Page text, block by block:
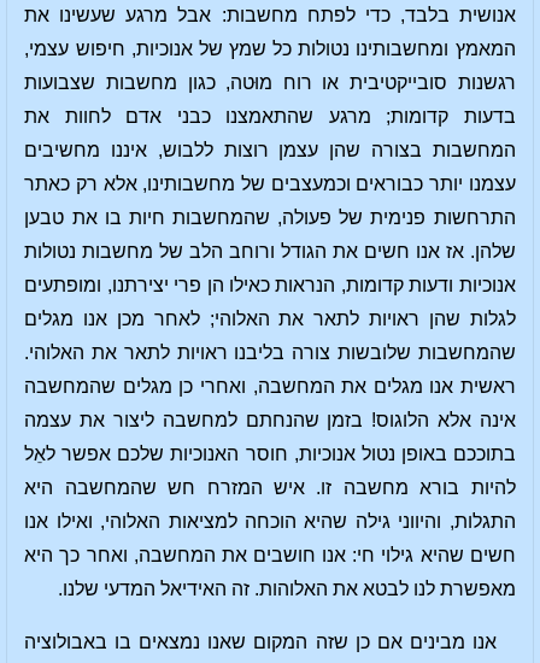
אנושית בלבד, כדי לפתח מחשבות: אבל מרגע שעשינו את
המאמץ ומחשבותינו נטולות כל שמץ של אנוכיות, חיפוש עצמי,
רגשנות סובייקטיבית או רוח מוּטה, כגון מחשבות שצבועות
בדעות קדומות; מרגע שהתאמצנו כבני אדם לחוות את
המחשבות בצורה שהן עצמן רוצות ללבוש, איננו מחשיבים
עצמנו יותר כבוראים וכמעצבים של מחשבותינו, אלא רק כאתר
התרחשות פנימית של פעולה, שהמחשבות חיות בו את טבען
שלהן. אז אנו חשים את הגודל ורוחב הלב של מחשבות נטולות
אנוכיות ודעות קדומות, הנראות כאילו הן פרי יצירתנו, ומופתעים
לגלות שהן ראויות לתאר את האלוהי; לאחר מכן אנו מגלים
שהמחשבות שלובשות צורה בליבנו ראויות לתאר את האלוהי.
ראשית אנו מגלים את המחשבה, ואחרי כן מגלים שהמחשבה
אינה אלא הלוגוס! בזמן שהנחתם למחשבה ליצור את עצמה
בתוככם באופן נטול אנוכיות, חוסר האנוכיות שלכם אפשר לאֵל
להיות בורא מחשבה זו. איש המזרח חש שהמחשבה היא
התגלות, והיווני גילה שהיא הוכחה למציאות האלוהי, ואילו אנו
חשים שהיא גילוי חי: אנו חושבים את המחשבה, ואחר כך היא
מאפשרת לנו לבטא את האלוהות. זה האידיאל המדעי שלנו.
אנו מבינים אם כן שזה המקום שאנו נמצאים בו באבולוציה